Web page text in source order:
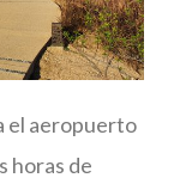
el aeropuerto
horas de